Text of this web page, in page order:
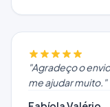
"Agradeço o
me ajudar muito. "